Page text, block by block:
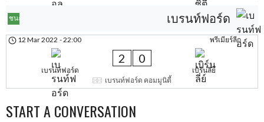
เบรนท์ฟอร์ด
ชนะ
พรีเมียร์ลีก
12 Mar 2022 -22:00
เบรนท์ฟอร์ด
2 0
เบิร์นลี่ย์
เบรนท์ฟอร์ด คอมมูนิตี้
START A CONVERSATION